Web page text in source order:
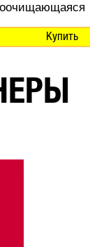
Купить